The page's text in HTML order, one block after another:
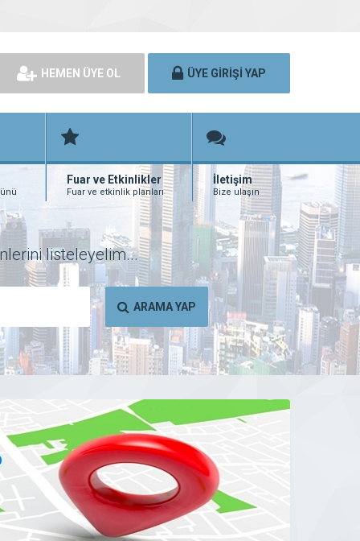
HEMEN ÜYE OL ÜYE GİRİŞİ YAP
Fuar ve Etkinlikler
Fuar ve etkinlik planları
İletişim
Bize ulaşın
listeleyelim...
ARAMA YAP